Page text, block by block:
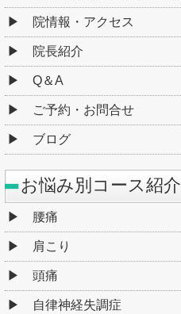
院情報・アクセス
院長紹介
Q＆A
ご予約・お問合せ
ブログ
お悩み別コース紹介
腰痛
肩こり
頭痛
自律神経失調症